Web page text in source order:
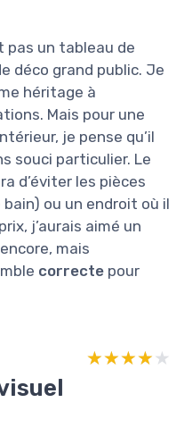
pas un tableau de
déco grand public. Je
héritage à
Mais pour une
je pense qu’il
souci particulier. Le
d’éviter les pièces
ou un endroit où il
j’aurais aimé un
mais
correcte pour
★★★★★
★★★★★